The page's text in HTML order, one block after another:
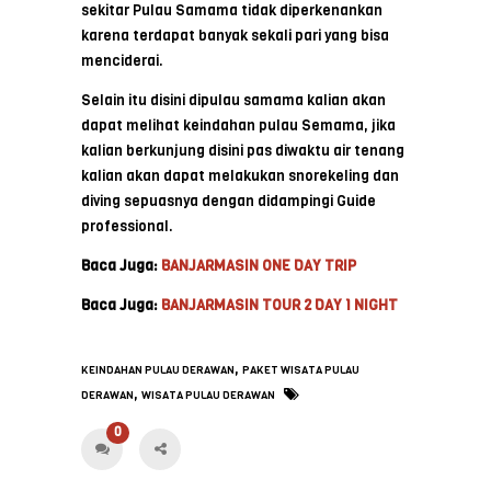
sekitar Pulau Samama tidak diperkenankan
karena terdapat banyak sekali pari yang bisa
menciderai.
Selain itu disini dipulau samama kalian akan
dapat melihat keindahan pulau Semama, jika
kalian berkunjung disini pas diwaktu air tenang
kalian akan dapat melakukan snorekeling dan
diving sepuasnya dengan didampingi Guide
professional.
Baca Juga: BANJARMASIN ONE DAY TRIP
Baca Juga: BANJARMASIN TOUR 2 DAY 1 NIGHT
KEINDAHAN PULAU DERAWAN, PAKET WISATA PULAU
DERAWAN, WISATA PULAU DERAWAN
0